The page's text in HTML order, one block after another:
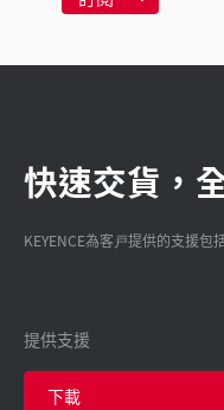
快速交貨，
KEYENCE為客戸提供的支援包
提供支援
下載